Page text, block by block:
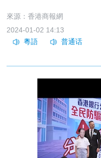
來源：香港商報網
2024-01-02 14:13